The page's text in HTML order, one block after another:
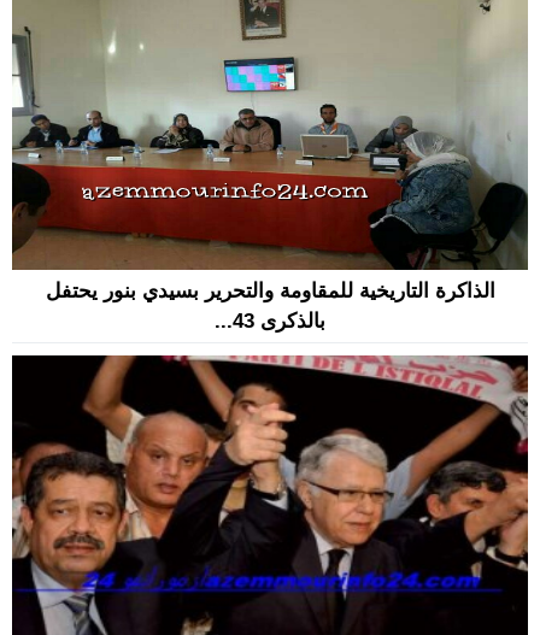
الذاكرة التاريخية للمقاومة والتحرير بسيدي بنور يحتفل
بالذكرى 43...